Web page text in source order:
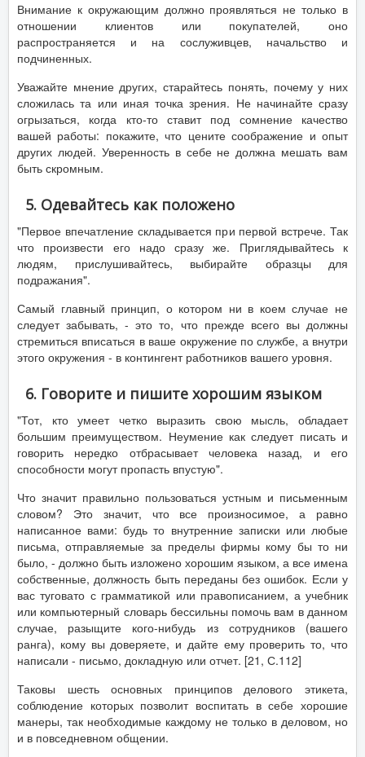
Внимание к окружающим должно проявляться не только в
отношении клиентов или покупателей, оно
распространяется и на сослуживцев, начальство и
подчиненных.
Уважайте мнение других, старайтесь понять, почему у них
сложилась та или иная точка зрения. Не начинайте сразу
огрызаться, когда кто-то ставит под сомнение качество
вашей работы: покажите, что цените соображение и опыт
других людей. Уверенность в себе не должна мешать вам
быть скромным.
5. Одевайтесь как положено
"Первое впечатление складывается при первой встрече. Так
что произвести его надо сразу же. Приглядывайтесь к
людям, прислушивайтесь, выбирайте образцы для
подражания".
Самый главный принцип, о котором ни в коем случае не
следует забывать, - это то, что прежде всего вы должны
стремиться вписаться в ваше окружение по службе, а внутри
этого окружения - в контингент работников вашего уровня.
6. Говорите и пишите хорошим языком
"Тот, кто умеет четко выразить свою мысль, обладает
большим преимуществом. Неумение как следует писать и
говорить нередко отбрасывает человека назад, и его
способности могут пропасть впустую".
Что значит правильно пользоваться устным и письменным
словом? Это значит, что все произносимое, а равно
написанное вами: будь то внутренние записки или любые
письма, отправляемые за пределы фирмы кому бы то ни
было, - должно быть изложено хорошим языком, а все имена
собственные, должность быть переданы без ошибок. Если у
вас туговато с грамматикой или правописанием, а учебник
или компьютерный словарь бессильны помочь вам в данном
случае, разыщите кого-нибудь из сотрудников (вашего
ранга), кому вы доверяете, и дайте ему проверить то, что
написали - письмо, докладную или отчет. [21, С.112]
Таковы шесть основных принципов делового этикета,
соблюдение которых позволит воспитать в себе хорошие
манеры, так необходимые каждому не только в деловом, но
и в повседневном общении.